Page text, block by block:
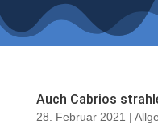
Auch Cabrios
28. Februar 2021 |